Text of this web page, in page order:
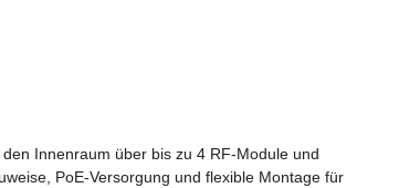
Innenraum über bis zu 4 RF-Module und
PoE-Versorgung und flexible Montage für